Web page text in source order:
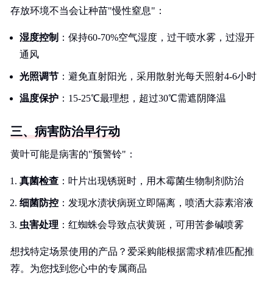
存放环境不当会让种苗"慢性窒息"：
湿度控制 ：保持60-70%空气湿度，过干喷水雾，过湿开
通风
光照调节 ：避免直射阳光，采用散射光每天照射4-6小时
温度保护 ：15-25℃最理想，超过30℃需遮阴降温
三、病害防治早行动
黄叶可能是病害的"预警铃"：
真菌检查 ：叶片出现锈斑时，用木霉菌生物制剂防治
细菌防控 ：发现水渍状病斑立即隔离，喷洒大蒜素溶液
虫害处理 ：红蜘蛛会导致点状黄斑，可用苦参碱喷雾
想找特定场景使用的产品？爱采购能根据需求精准匹配推
荐。为您找到您心中的专属商品